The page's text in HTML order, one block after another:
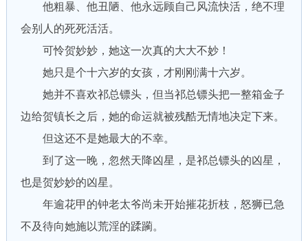
他粗暴、他丑陋、他永远顾自己风流快活，绝不理
会别人的死死活活。
可怜贺妙妙，她这一次真的大大不妙！
她只是个十六岁的女孩，才刚刚满十六岁。
她并不喜欢祁总镖头，但当祁总镖头把一整箱金子
边给贺镇长之后，她的命运就被残酷无情地决定下来。
但这还不是她最大的不幸。
到了这一晚，忽然天降凶星，是祁总镖头的凶星，
也是贺妙妙的凶星。
年逾花甲的钟老太爷尚未开始摧花折枝，怒狮已急
不及待向她施以荒淫的蹂躏。